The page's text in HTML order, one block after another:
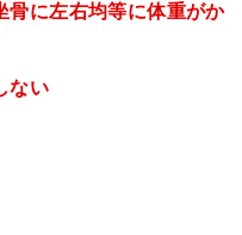
骨に左右均等に体重がか
ない